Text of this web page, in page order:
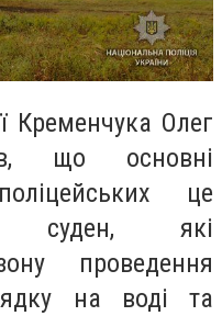
Кременчука Олег
що основні
це
суден, які
проведення
на воді та